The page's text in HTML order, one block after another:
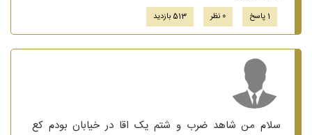
1 پاسخ
0 نظر 513 بازدید
سلام من شاهد ضرب و شتم یک اقا در خیابان بودم کع